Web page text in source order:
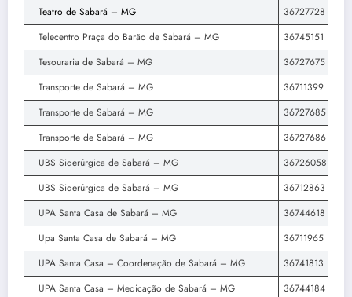
Teatro de Sabará – MG
36727728
Telecentro Praça do Barão de Sabará – MG
36745151
Tesouraria de Sabará – MG
36727675
Transporte de Sabará – MG
36711399
Transporte de Sabará – MG
36727685
Transporte de Sabará – MG
36727686
UBS Siderúrgica de Sabará – MG
36726058
UBS Siderúrgica de Sabará – MG
36712863
UPA Santa Casa de Sabará – MG
36744618
Upa Santa Casa de Sabará – MG
36711965
UPA Santa Casa – Coordenação de Sabará – MG
36741813
UPA Santa Casa – Medicação de Sabará – MG
36744184